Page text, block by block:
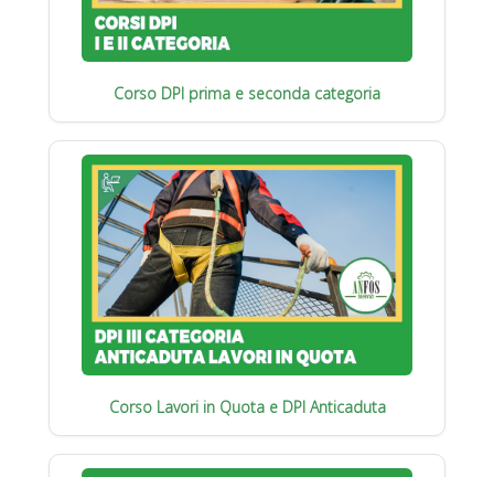
Corso DPI prima e seconda categoria
Corso Lavori in Quota e DPI Anticaduta